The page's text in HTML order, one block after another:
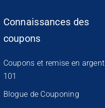
Connaissances des
coupons
Coupons et remise en argent
101
Blogue de Couponing